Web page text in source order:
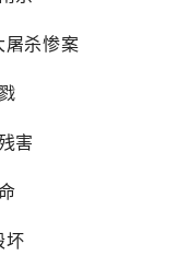
屠杀惨案
害
坏